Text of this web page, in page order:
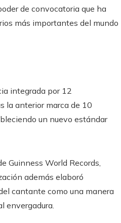
de convocatoria que ha
más importantes del mundo
integrada por 12
la anterior marca de 10
un nuevo estándar
Guinness World Records,
además elaboró
cantante como una manera
envergadura.